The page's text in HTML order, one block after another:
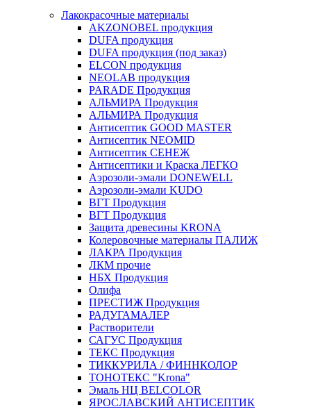
Лакокрасочные материалы
AKZONOBEL продукция
DUFA продукция
DUFA продукция (под заказ)
ELCON продукция
NEOLAB продукция
PARADE Продукция
АЛЬМИРА Продукция
АЛЬМИРА Продукция
Антисептик GOOD MASTER
Антисептик NEOMID
Антисептик СЕНЕЖ
Антисептики и Краска ЛЕГКО
Аэрозоли-эмали DONEWELL
Аэрозоли-эмали KUDO
ВГТ Продукция
ВГТ Продукция
Защита древесины KRONA
Колеровочные материалы ПАЛИЖ
ЛАКРА Продукция
ЛКМ прочие
НБХ Продукция
Олифа
ПРЕСТИЖ Продукция
РАДУГАМАЛЕР
Растворители
САГУС Продукция
ТЕКС Продукция
ТИККУРИЛА / ФИННКОЛОР
ТОНОТЕКС "Krona"
Эмаль НЦ BELCOLOR
ЯРОСЛАВСКИЙ АНТИСЕПТИК